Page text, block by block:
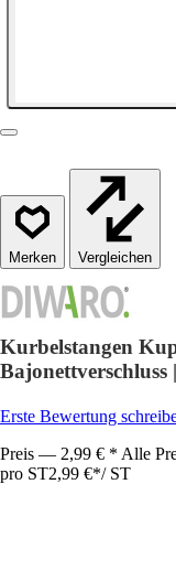
Vergleichen
Kurbelstangen
Bajonettverschluss
Erste Bewertung
Preis — 2,99 € * Alle
pro ST2,99 €*/ ST